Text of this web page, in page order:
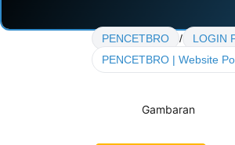
PENCETBRO / LOGIN
PENCETBRO | Website
Gambaran